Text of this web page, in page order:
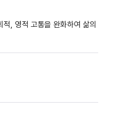
, 영적 고통을 완화하여 삶의